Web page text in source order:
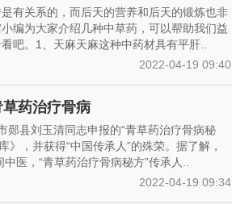
有关系的，而后天的营养和后天的锻炼也非
编为大家介绍几种中草药，可以帮助我们益
吧。1、天麻天麻这种中药材具有平肝..
2022-04-19 09:40
药治疗骨病
郧县刘玉清同志申报的“青草药治疗骨病秘
》，并获得“中国传承人”的殊荣。据了解，
医，“青草药治疗骨病秘方”传承人..
2022-04-19 09:34